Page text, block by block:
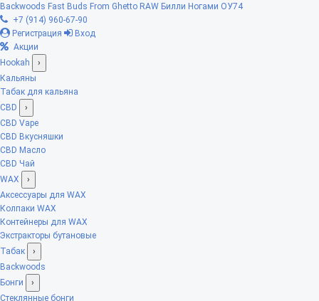
Backwoods Fast Buds From Ghetto RAW Билли Ногами ОУ74
+7 (914) 960-67-90
Регистрация
Вход
Акции
Hookah
›
Кальяны
Табак для кальяна
CBD
›
CBD Vape
CBD Вкусняшки
CBD Масло
CBD Чай
WAX
›
Аксессуары для WAX
Колпаки WAX
Контейнеры для WAX
Экстракторы бутановые
Табак
›
Backwoods
Бонги
›
Стеклянные бонги